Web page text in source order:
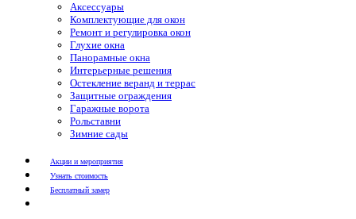
Аксессуары
Комплектующие для окон
Ремонт и регулировка окон
Глухие окна
Панорамные окна
Интерьерные решения
Остекление веранд и террас
Защитные ограждения
Гаражные ворота
Рольставни
Зимние сады
Акции и мероприятия
Узнать стоимость
Бесплатный замер